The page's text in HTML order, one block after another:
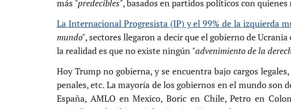
más "predecibles", basados en partidos políticos con quienes
La Internacional Progresista (IP) y el 99% de la izquierda
mundo", sectores llegaron a decir que el gobierno de Ucrania
la realidad es que no existe ningún "advenimiento de la
Hoy Trump no gobierna, y se encuentra bajo cargos
penales, etc. La mayoría de los gobiernos en el mundo son
España, AMLO en Mexico, Boric en Chile, Petro en